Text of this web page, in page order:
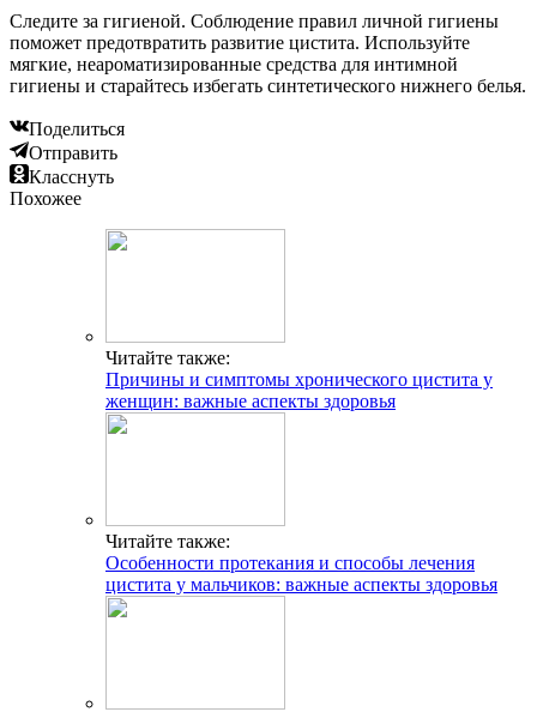
Следите за гигиеной. Соблюдение правил личной гигиены
поможет предотвратить развитие цистита. Используйте
мягкие, неароматизированные средства для интимной
гигиены и старайтесь избегать синтетического нижнего белья.
Поделиться
Отправить
Класснуть
Похожее
Читайте также:
Причины и симптомы хронического цистита у
женщин: важные аспекты здоровья
Читайте также:
Особенности протекания и способы лечения
цистита у мальчиков: важные аспекты здоровья